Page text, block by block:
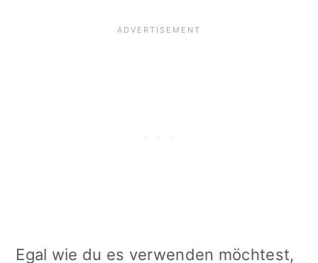
Egal wie du es verwenden möchtest,